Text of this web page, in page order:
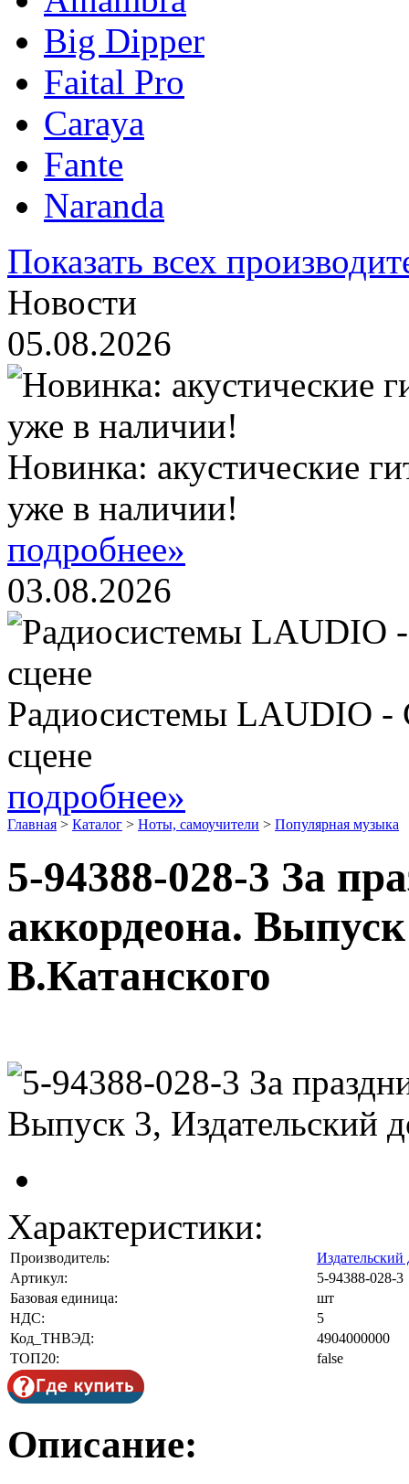
Big Dipper
Faital Pro
Caraya
Fante
Naranda
Показать всех
Новости
05.08.2026
Новинка: акустические
уже в наличии!
подробнее»
03.08.2026
Радиосистемы LAUDIO -
сцене
подробнее»
Главная > Каталог > Ноты, самоучители > Популярная музыка
5-94388-028-3 За
аккордеона.
В.Катанского
Характеристики:
Производитель:
Артикул:
5-94388-028-3
Базовая единица:
шт
НДС:
5
Код_ТНВЭД:
4904000000
ТОП20:
false
Описание: